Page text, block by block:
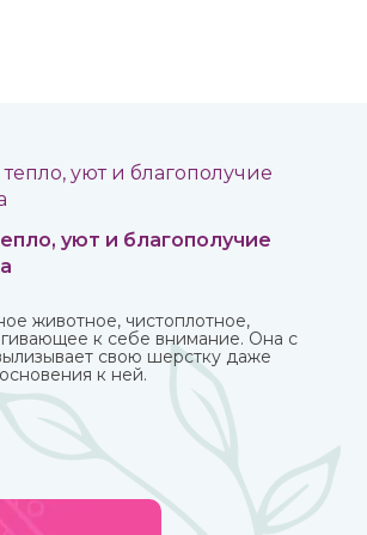
уют и благополучие
животное, чистоплотное,
к себе внимание. Она с
свою шерстку даже
к ней.